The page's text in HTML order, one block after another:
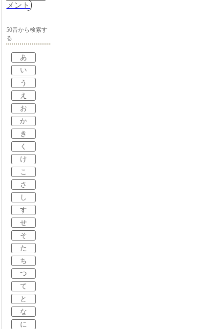
メント
50音から検索す
る
あ
い
う
え
お
か
き
く
け
こ
さ
し
す
せ
そ
た
ち
つ
て
と
な
に